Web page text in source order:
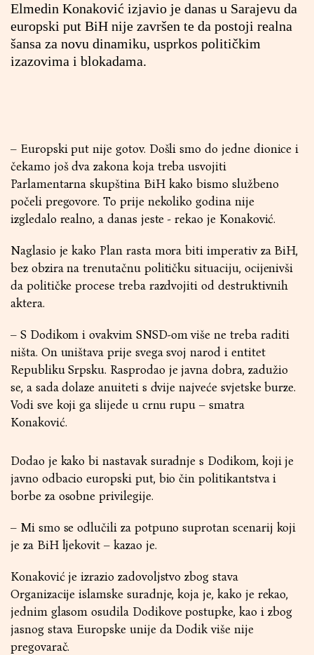
Elmedin Konaković izjavio je danas u Sarajevu da
europski put BiH nije završen te da postoji realna
šansa za novu dinamiku, usprkos političkim
izazovima i blokadama.
– Europski put nije gotov. Došli smo do jedne dionice i
čekamo još dva zakona koja treba usvojiti
Parlamentarna skupština BiH kako bismo službeno
počeli pregovore. To prije nekoliko godina nije
izgledalo realno, a danas jeste - rekao je Konaković.
Naglasio je kako Plan rasta mora biti imperativ za BiH,
bez obzira na trenutačnu političku situaciju, ocijenivši
da političke procese treba razdvojiti od destruktivnih
aktera.
– S Dodikom i ovakvim SNSD-om više ne treba raditi
ništa. On uništava prije svega svoj narod i entitet
Republiku Srpsku. Rasprodao je javna dobra, zadužio
se, a sada dolaze anuiteti s dvije najveće svjetske burze.
Vodi sve koji ga slijede u crnu rupu – smatra
Konaković.
Dodao je kako bi nastavak suradnje s Dodikom, koji je
javno odbacio europski put, bio čin politikantstva i
borbe za osobne privilegije.
– Mi smo se odlučili za potpuno suprotan scenarij koji
je za BiH ljekovit – kazao je.
Konaković je izrazio zadovoljstvo zbog stava
Organizacije islamske suradnje, koja je, kako je rekao,
jednim glasom osudila Dodikove postupke, kao i zbog
jasnog stava Europske unije da Dodik više nije
pregovarač.